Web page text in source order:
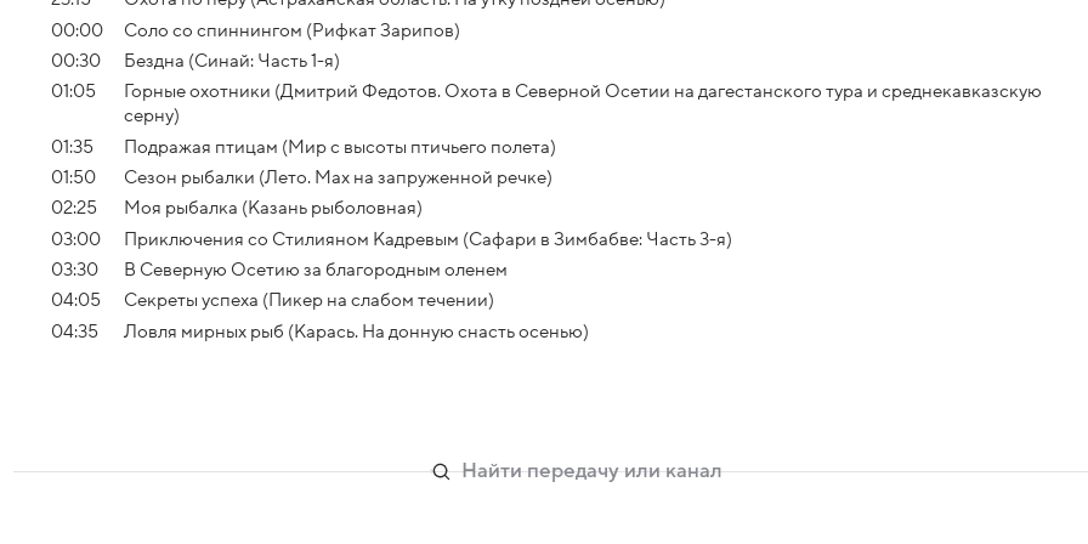
00:00
Соло со спиннингом (Рифкат Зарипов)
00:30
Бездна (Синай: Часть 1-я)
01:05
Горные охотники (Дмитрий Федотов. Охота в Северной Осетии на дагестанского тура и среднекавказскую
серну)
01:35
Подражая птицам (Мир с высоты птичьего полета)
01:50
Сезон рыбалки (Лето. Мах на запруженной речке)
02:25
Моя рыбалка (Казань рыболовная)
03:00
Приключения со Стилияном Кадревым (Сафари в Зимбабве: Часть 3-я)
03:30
В Северную Осетию за благородным оленем
04:05
Секреты успеха (Пикер на слабом течении)
04:35
Ловля мирных рыб (Карась. На донную снасть осенью)